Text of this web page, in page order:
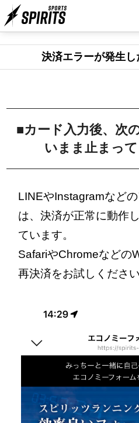
決済エラーが発生
■カード入力後、次
いまま止まって
LINEやInstagramなど
は、決済が正常に動作
ています。
SafariやChromeなどの
再決済をお試しください